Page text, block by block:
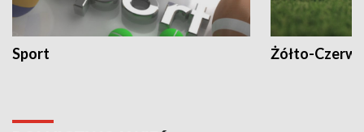
Sport Żółto-